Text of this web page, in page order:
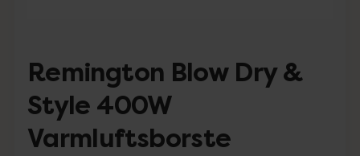
Remington Blow Dry &
Style 400W
Varmluftsborste